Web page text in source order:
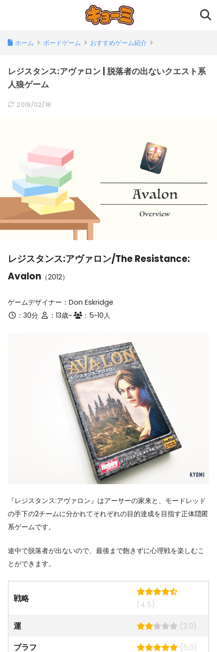
ホーム ボードゲーム おすすめゲーム紹介
レジスタンス:アヴァロン | 脱落者の出ないクエスト系
人狼ゲーム
2019/02/18
レジスタンス:アヴァロン/The Resistance:
Avalon （2012）
ゲームデザイナー：Don Eskridge
：30分
：13歳~ ：5~10人
『レジスタンス:アヴァロン』はアーサーの家来と、モードレッド
の手下の2チームに分かれてそれぞれの目的達成を目指す正体隠匿
系ゲームです。
途中で脱落者が出ないので、最後まで飽きずに心理戦を楽しむこ
とができます。
戦略
(4.5)
運 (2.0)
ブラフ (5.0)